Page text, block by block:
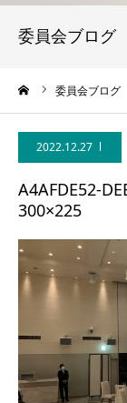
委員会ブログ
委員会ブログ
2022.12.27
A4AFDE52-
300×225